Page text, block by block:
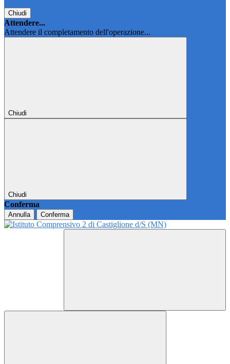
Chiudi
Attendere...
Attendere il completamento dell'operazione...
Chiudi
Chiudi
Conferma
Annulla Conferma